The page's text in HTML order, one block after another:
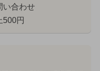
い合わせ
500円